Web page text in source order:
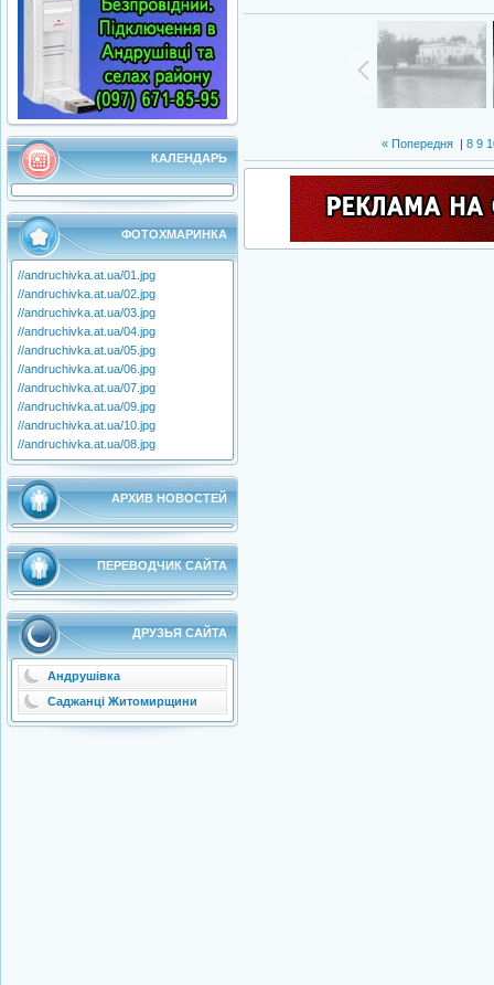
КАЛЕНДАРЬ
ФОТОХМАРИНКА
//andruchivka.at.ua/01.jpg
//andruchivka.at.ua/02.jpg
//andruchivka.at.ua/03.jpg
//andruchivka.at.ua/04.jpg
//andruchivka.at.ua/05.jpg
//andruchivka.at.ua/06.jpg
//andruchivka.at.ua/07.jpg
//andruchivka.at.ua/09.jpg
//andruchivka.at.ua/10.jpg
//andruchivka.at.ua/08.jpg
АРХИВ НОВОСТЕЙ
ПЕРЕВОДЧИК САЙТА
ДРУЗЬЯ САЙТА
Андрушівка
Саджанці Житомирщини
« Попередня | 8 9